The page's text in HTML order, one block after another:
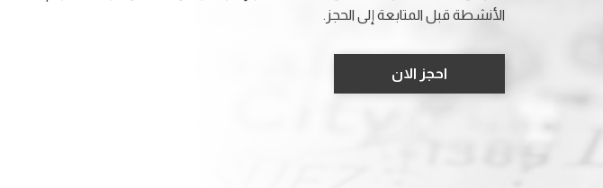
الأنشطة قبل المتابعة إلى الحجز.
احجز الان